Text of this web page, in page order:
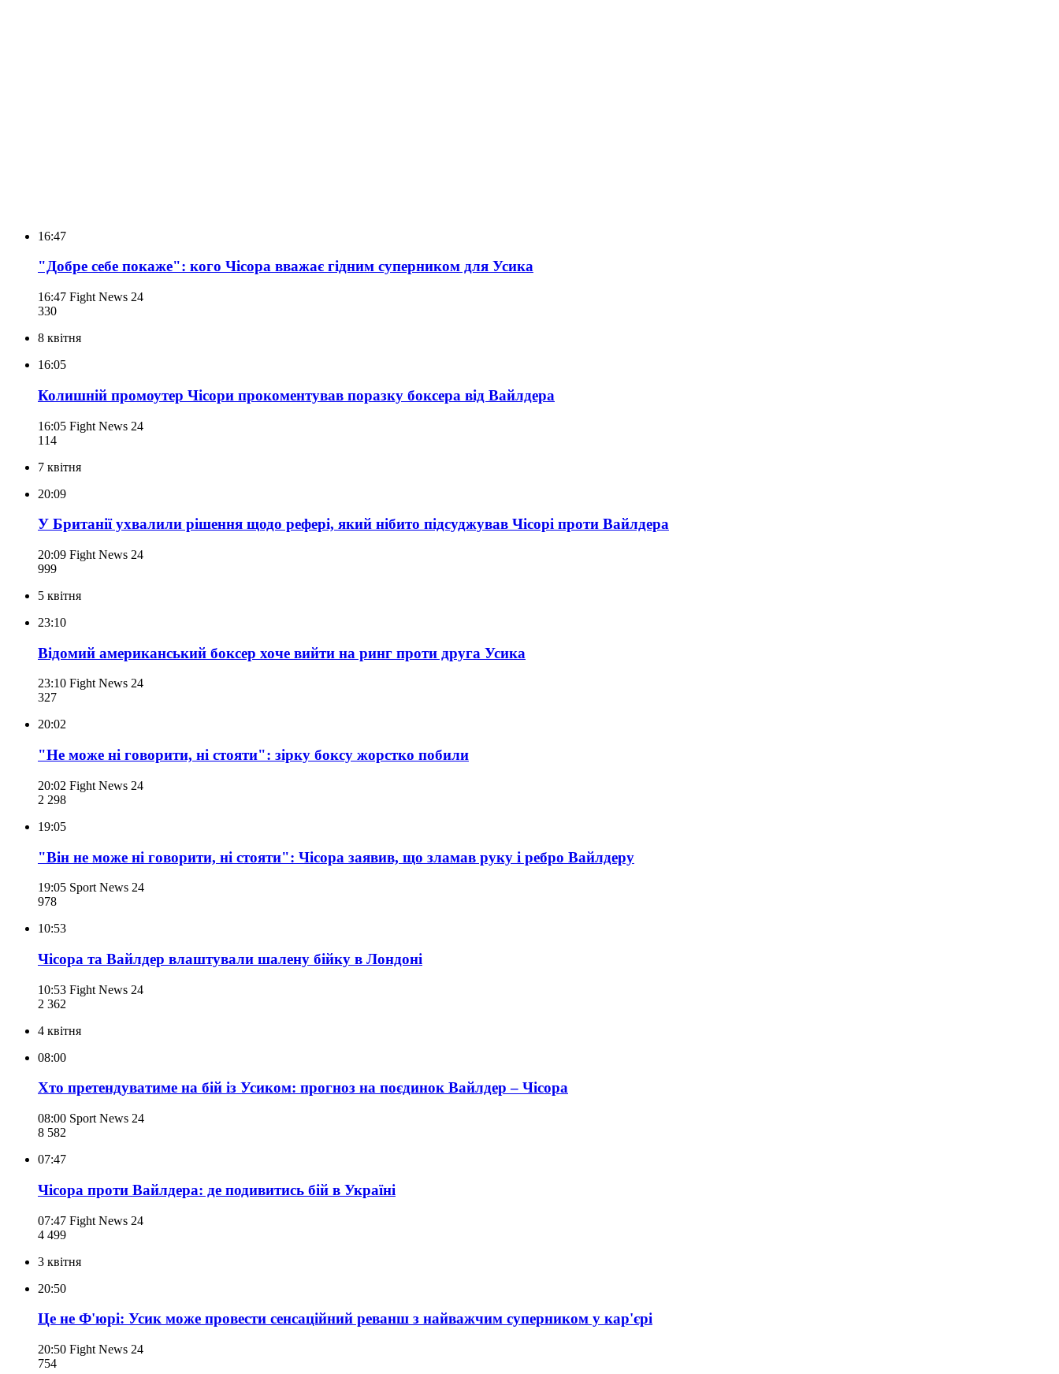
16:47
"Добре себе покаже": кого Чісора вважає гідним суперником для Усика
16:47 Fight News 24
330
8 квітня
16:05
Колишній промоутер Чісори прокоментував поразку боксера від Вайлдера
16:05 Fight News 24
114
7 квітня
20:09
У Британії ухвалили рішення щодо рефері, який нібито підсуджував Чісорі проти Вайлдера
20:09 Fight News 24
999
5 квітня
23:10
Відомий американський боксер хоче вийти на ринг проти друга Усика
23:10 Fight News 24
327
20:02
"Не може ні говорити, ні стояти": зірку боксу жорстко побили
20:02 Fight News 24
2 298
19:05
"Він не може ні говорити, ні стояти": Чісора заявив, що зламав руку і ребро Вайлдеру
19:05 Sport News 24
978
10:53
Чісора та Вайлдер влаштували шалену бійку в Лондоні
10:53 Fight News 24
2 362
4 квітня
08:00
Хто претендуватиме на бій із Усиком: прогноз на поєдинок Вайлдер – Чісора
08:00 Sport News 24
8 582
07:47
Чісора проти Вайлдера: де подивитись бій в Україні
07:47 Fight News 24
4 499
3 квітня
20:50
Це не Ф'юрі: Усик може провести сенсаційний реванш з найважчим суперником у кар'єрі
20:50 Fight News 24
754